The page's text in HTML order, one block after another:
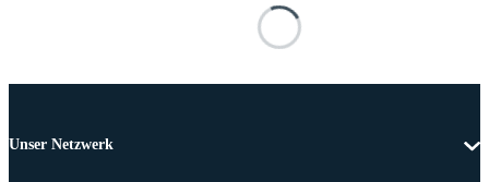
Unser Netzwerk